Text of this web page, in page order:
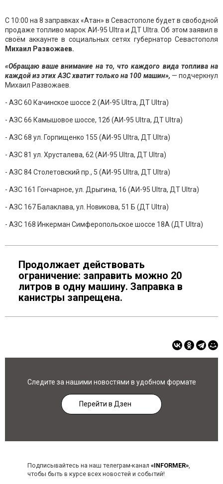
С 10:00 на 8 заправках «Атан» в Севастополе будет в свободной
продаже топливо марок АИ-95 Ultra и ДТ Ultra. Об этом заявил в
своём аккаунте в социальных сетях губернатор Севастополя
Михаил Развожаев.
«Обращаю ваше внимание на то, что каждого вида топлива на
каждой из этих АЗС хватит только на 100 машин», — подчеркнул
Михаил Развожаев.
- АЗС 60 Качинское шоссе 2 (АИ-95 Ultra, ДТ Ultra)
- АЗС 66 Камышовое шоссе, 12б (АИ-95 Ultra, ДТ Ultra)
- АЗС 68 ул. Горпищенко 155 (АИ-95 Ultra, ДТ Ultra)
- АЗС 81 ул. Хрусталева, 62 (АИ-95 Ultra, ДТ Ultra)
- АЗС 84 Столетовский пр., 5 (АИ-95 Ultra, ДТ Ultra)
- АЗС 161 Гончарное, ул. Дрыгина, 16 (АИ-95 Ultra, ДТ Ultra)
- АЗС 167 Балаклава, ул. Новикова, 51 Б (ДТ Ultra)
- АЗС 168 Инкерман Симферопольское шоссе 18А (ДТ Ultra)
Продолжает действовать
ограничение: заправить можно 20
литров в одну машину. Заправка в
канистры запрещена.
Следите за нашими новостями в удобном формате
Перейти в Дзен
Подписывайтесь на наш телеграм-канал «INFORMER»,
чтобы быть в курсе всех новостей и событий!